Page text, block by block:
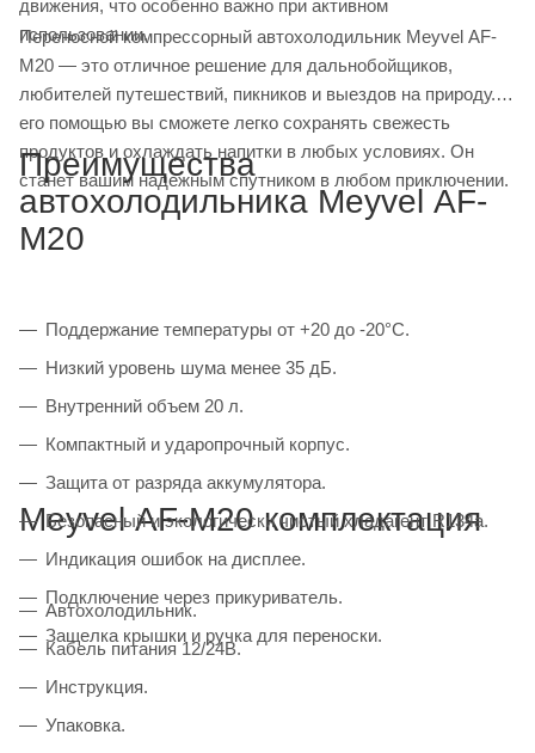
движения, что особенно важно при активном
использовании.
Переносной компрессорный автохолодильник Meyvel AF-
M20 — это отличное решение для дальнобойщиков,
любителей путешествий, пикников и выездов на природу. С
его помощью вы сможете легко сохранять свежесть
продуктов и охлаждать напитки в любых условиях. Он
станет вашим надежным спутником в любом приключении.
Преимущества
автохолодильника Meyvel AF-
M20
Поддержание температуры от +20 до -20°С.
Низкий уровень шума менее 35 дБ.
Внутренний объем 20 л.
Компактный и ударопрочный корпус.
Защита от разряда аккумулятора.
Безопасный и экологически чистый хладагент R134a.
Индикация ошибок на дисплее.
Подключение через прикуриватель.
Защелка крышки и ручка для переноски.
Meyvel AF-M20 комплектация
Автохолодильник.
Кабель питания 12/24В.
Инструкция.
Упаковка.